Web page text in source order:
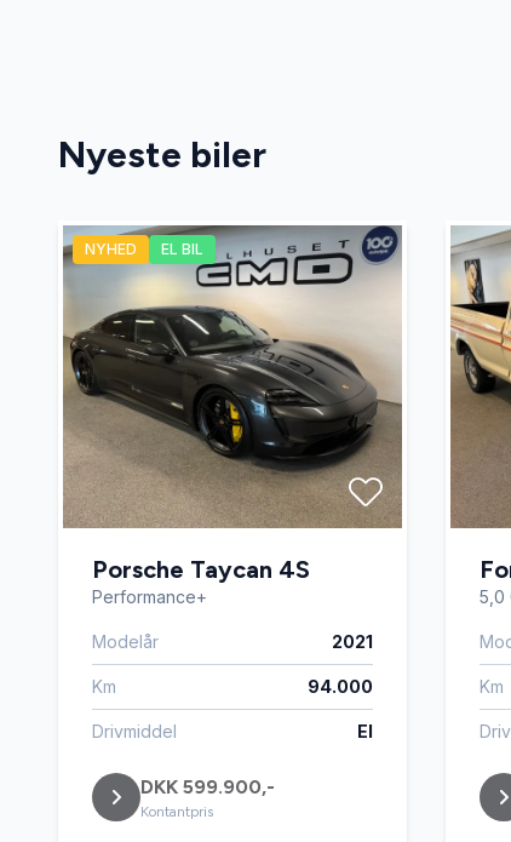
Nyeste biler
NYHED EL BIL
Porsche Taycan 4S
Performance+
Modelår 2021
Km 94.000
Drivmiddel El
DKK 599.900,-
Kontantpris
5,0
Km